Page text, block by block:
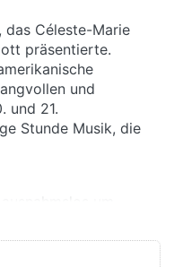
das Céleste-Marie
präsentierte.
und
und 21.
Stunde Musik, die
um
einer tiefen
zeugen.
der als